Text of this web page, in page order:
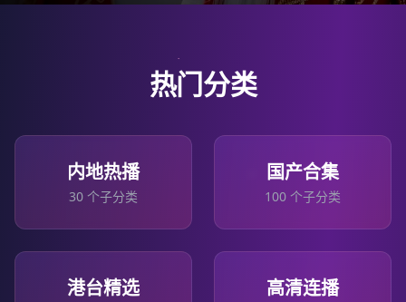
热门分类
内地热播
30 个子分类
国产合集
100 个子分类
港台精选 高清连播